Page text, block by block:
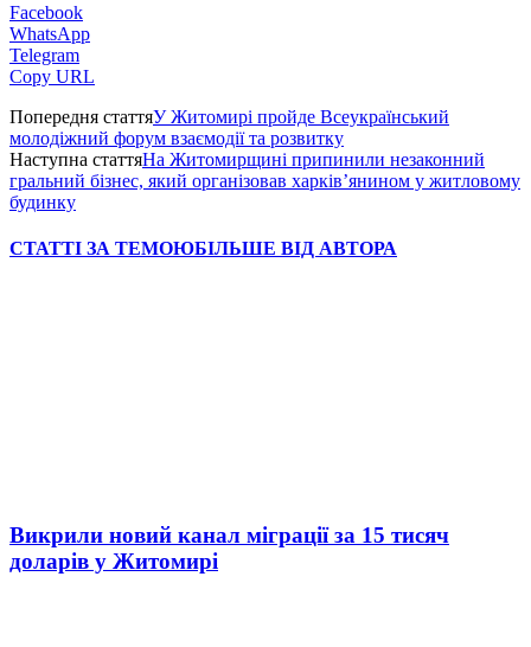
Facebook
WhatsApp
Telegram
Copy URL
Попередня статтяУ Житомирі пройде Всеукраїнський
молодіжний форум взаємодії та розвитку
Наступна статтяНа Житомирщині припинили незаконний
гральний бізнес, який організовав харків’янином у житловому
будинку
СТАТТІ ЗА ТЕМОЮБІЛЬШЕ ВІД АВТОРА
Викрили новий канал міграції за 15 тисяч
доларів у Житомирі